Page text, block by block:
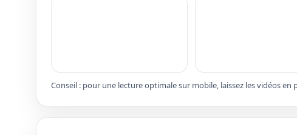
Conseil : pour une lecture optimale sur mobile, laissez les vidéos